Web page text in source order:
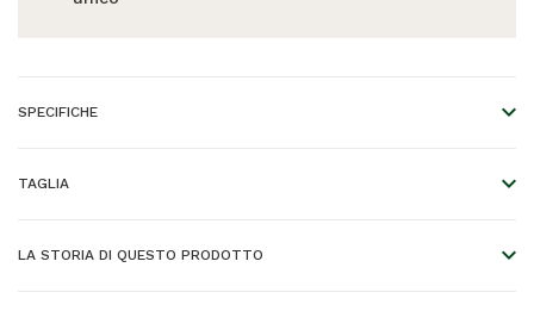
SPECIFICHE
TAGLIA
semplicemente rimuovendo alcune maglie dal cinturino
LA STORIA DI QUESTO PRODOTTO